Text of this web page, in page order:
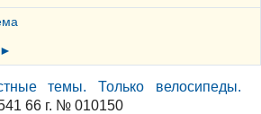
темы. Только велосипеды.
66 г. № 010150